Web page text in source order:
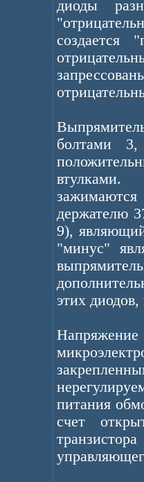
диоды
создается
болтами 3,
втулками.
держателю
9),
"минус"
этих
Напряжение
питания
счет